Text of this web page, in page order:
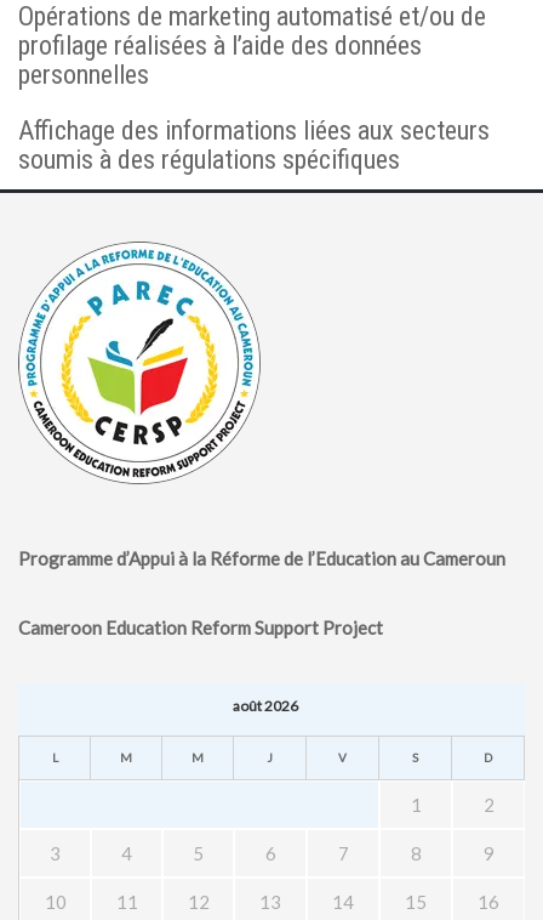
Opérations de marketing automatisé et/ou de
profilage réalisées à l’aide des données
personnelles
Affichage des informations liées aux secteurs
soumis à des régulations spécifiques
Programme d’Appui à la Réforme de l’Education au Cameroun
Cameroon Education Reform Support Project
août 2026
L M M J V S D
1 2
3 4 5 6 7 8 9
10 11 12 13 14 15 16